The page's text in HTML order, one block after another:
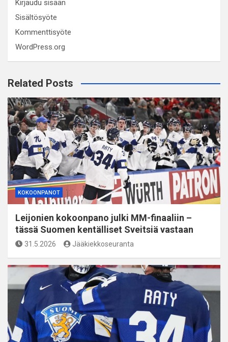
Kirjaudu sisään
Sisältösyöte
Kommenttisyöte
WordPress.org
Related Posts
KOKOONPANOT
Leijonien kokoonpano julki MM-finaaliin –
tässä Suomen kentälliset Sveitsiä vastaan
31.5.2026 Jääkiekkoseuranta